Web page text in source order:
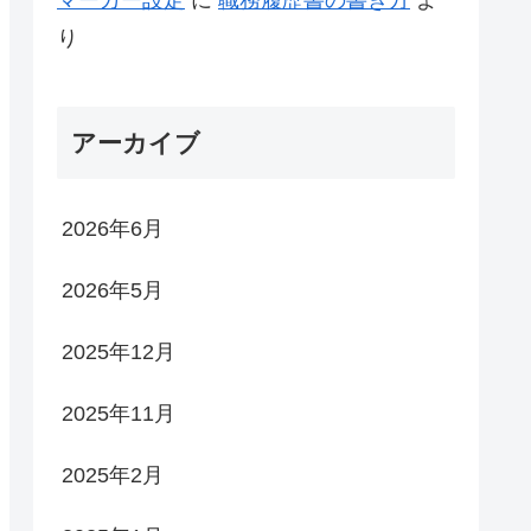
り
アーカイブ
2026年6月
2026年5月
2025年12月
2025年11月
2025年2月